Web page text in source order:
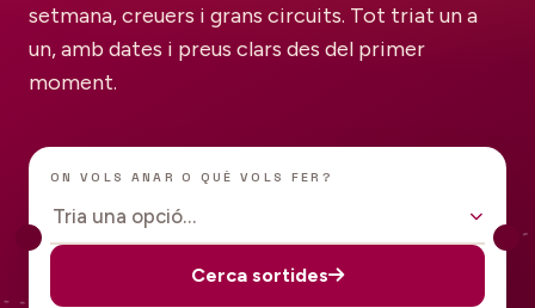
setmana, creuers i grans circuits. Tot triat un a
un, amb dates i preus clars des del primer
moment.
ON VOLS ANAR O QUÈ VOLS FER?
Tria una opció…
Cerca sortides